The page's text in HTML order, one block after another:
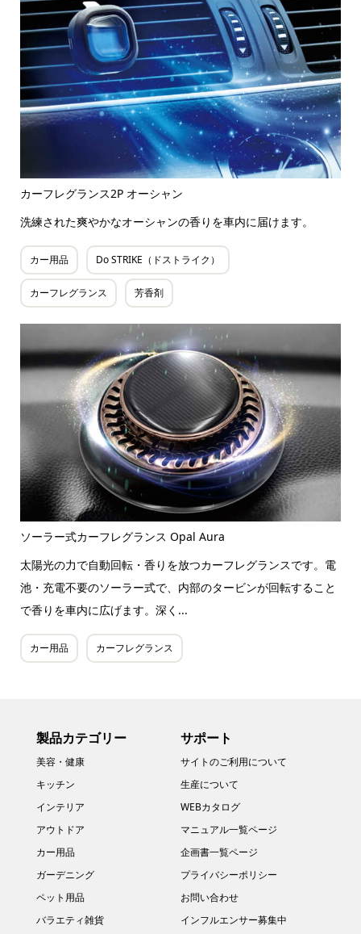
カーフレグランス2P オーシャン
洗練された爽やかなオーシャンの香りを車内に届けます。
カー用品 Do STRIKE（ドストライク）
カーフレグランス 芳香剤
ソーラー式カーフレグランス Opal Aura
太陽光の力で自動回転・香りを放つカーフレグランスです。電
池・充電不要のソーラー式で、内部のタービンが回転すること
で香りを車内に広げます。深く...
カー用品 カーフレグランス
製品カテゴリー
美容・健康
キッチン
インテリア
アウトドア
カー用品
ガーデニング
ペット用品
バラエティ雑貨
サポート
サイトのご利用について
生産について
WEBカタログ
マニュアル一覧ページ
企画書一覧ページ
プライバシーポリシー
お問い合わせ
インフルエンサー募集中